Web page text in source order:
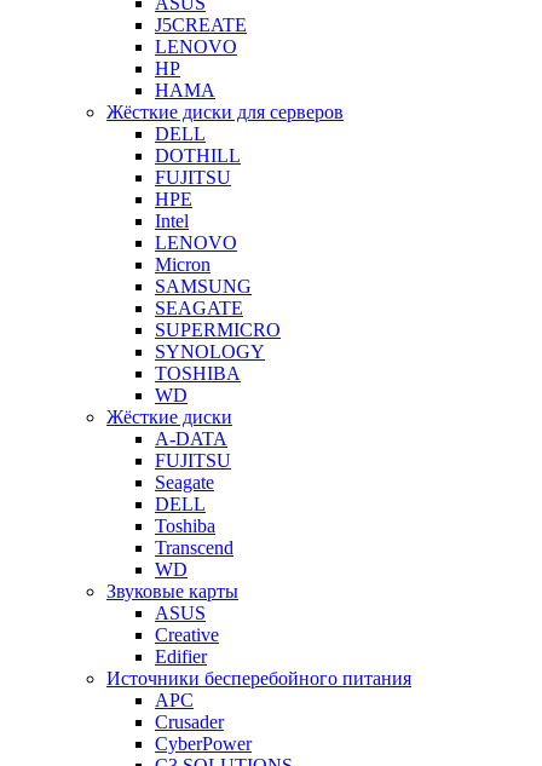
J5CREATE
LENOVO
HP
HAMA
Жёсткие диски для серверов
DELL
DOTHILL
FUJITSU
HPE
Intel
LENOVO
Micron
SAMSUNG
SEAGATE
SUPERMICRO
SYNOLOGY
TOSHIBA
WD
Жёсткие диски
A-DATA
FUJITSU
Seagate
DELL
Toshiba
Transcend
WD
Звуковые карты
ASUS
Creative
Edifier
Источники бесперебойного питания
APC
Crusader
CyberPower